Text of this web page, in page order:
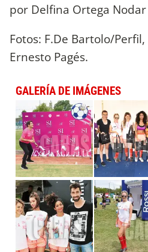
por Delfina Ortega Nodar
Fotos: F.De Bartolo/
Ernesto Pagés.
GALERÍA DE IMÁGENES